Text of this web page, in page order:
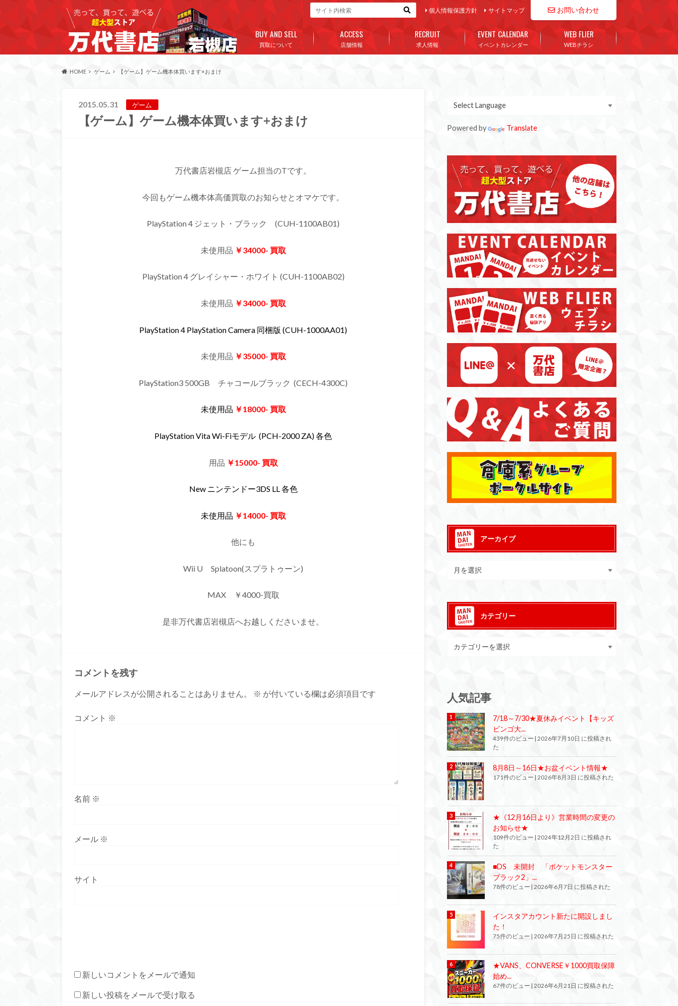
お問い合わせ
個人情報保護方針 サイトマップ
買取について
BUY AND SELL
店舗情報
ACCESS
求人情報
RECRUIT
イベントカレンダー
EVENT CALENDAR
WEBチラシ
WEB FLIER
HOME ゲーム 【ゲーム】ゲーム機本体買います+おまけ
2015.05.31 ゲーム
【ゲーム】ゲーム機本体買います+おまけ
万代書店岩槻店 ゲーム担当のTです。
今回もゲーム機本体高価買取のお知らせとオマケです。
PlayStation 4 ジェット・ブラック (CUH-1100AB01)
未使用品 ￥34000- 買取
PlayStation 4 グレイシャー・ホワイト (CUH-1100AB02)
未使用品 ￥34000- 買取
PlayStation 4 PlayStation Camera 同梱版 (CUH-1000AA01)
未使用品 ￥35000- 買取
PlayStation3 500GB チャコールブラック (CECH-4300C)
未使用品 ￥18000- 買取
PlayStation Vita Wi-Fiモデル (PCH-2000 ZA) 各色
用品 ￥15000- 買取
New ニンテンドー3DS LL 各色
未使用品 ￥14000- 買取
他にも
Wii U Splatoon(スプラトゥーン)
MAX ￥4000-買取
是非万代書店岩槻店へお越しくださいませ。
コメントを残す
メールアドレスが公開されることはありません。 ※ が付いている欄は必須項目です
コメント ※
名前 ※
メール ※
サイト
新しいコメントをメールで通知
新しい投稿をメールで受け取る
Powered by Translate
アーカイブ
カテゴリー
人気記事
7/18～7/30★夏休みイベント【キッズ
ビンゴ大...
439件のビュー | 2026年7月10日 に投稿され
た
8月8日～16日★お盆イベント情報★
171件のビュー 2026年8月3日 に投稿された
★《12月16日より》営業時間の変更の
お知らせ★
109件のビュー | 2024年12月2日 に投稿され
た
■DS 未開封 「ポケットモンスター
ブラック2」...
78件のビュー 2026年6月7日 に投稿された
インスタアカウント新たに開設しまし
た！
75件のビュー | 2026年7月25日 に投稿された
★VANS、CONVERSE￥1000買取保障
始め...
67件のビュー | 2026年6月21日 に投稿された